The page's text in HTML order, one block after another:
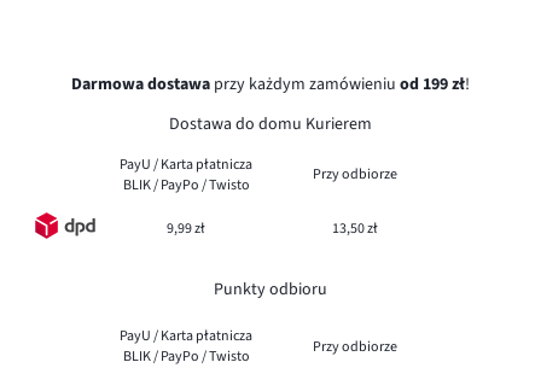
Darmowa dostawa przy każdym zamówieniu od 199 zł!
Dostawa do domu Kurierem
PayU / Karta płatnicza
BLIK / PayPo / Twisto
Przy odbiorze
9,99 zł 13,50 zł
Punkty odbioru
PayU / Karta płatnicza
BLIK / PayPo / Twisto
Przy odbiorze